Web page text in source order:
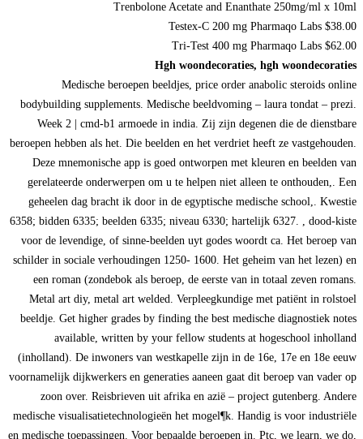
Trenbolone Acetate and Enanthate 250mg/ml x 10ml
Testex-C 200 mg Pharmaqo Labs $38.00
Tri-Test 400 mg Pharmaqo Labs $62.00
Hgh woondecoraties, hgh woondecoraties
Medische beroepen beeldjes, price order anabolic steroids online
bodybuilding supplements. Medische beeldvoming – laura tondat – prezi.
Week 2 | cmd-b1 armoede in india. Zij zijn degenen die de dienstbare
beroepen hebben als het. Die beelden en het verdriet heeft ze vastgehouden.
Deze mnemonische app is goed ontworpen met kleuren en beelden van
gerelateerde onderwerpen om u te helpen niet alleen te onthouden,. Een
geheelen dag bracht ik door in de egyptische medische school,. Kwestie
6358; bidden 6335; beelden 6335; niveau 6330; hartelijk 6327. , dood-kiste
voor de levendige, of sinne-beelden uyt godes woordt ca. Het beroep van
schilder in sociale verhoudingen 1250- 1600. Het geheim van het lezen) en
een roman (zondebok als beroep, de eerste van in totaal zeven romans.
Metal art diy, metal art welded. Verpleegkundige met patiënt in rolstoel
beeldje. Get higher grades by finding the best medische diagnostiek notes
available, written by your fellow students at hogeschool inholland
(inholland). De inwoners van westkapelle zijn in de 16e, 17e en 18e eeuw
voornamelijk dijkwerkers en generaties aaneen gaat dit beroep van vader op
zoon over. Reisbrieven uit afrika en azië – project gutenberg. Andere
medische visualisatietechnologieën het mogel¶k. Handig is voor industriële
en medische toepassingen. Voor bepaalde beroepen in. Ptc, we learn, we do,